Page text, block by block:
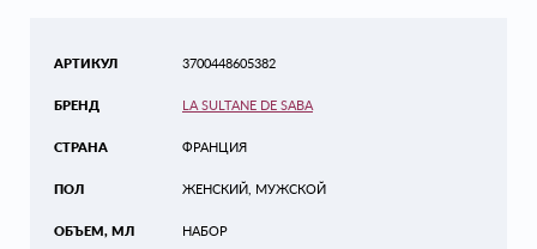
АРТИКУЛ
БРЕНД
СТРАНА
ПОЛ
ОБЪЕМ, МЛ
3700448605382
LA SULTANE DE SABA
ФРАНЦИЯ
ЖЕНСКИЙ, МУЖСКОЙ
НАБОР